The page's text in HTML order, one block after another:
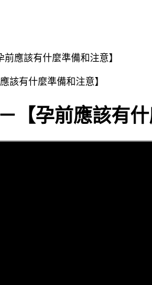
前應該有什麼準備和注意】
【孕前應該有什